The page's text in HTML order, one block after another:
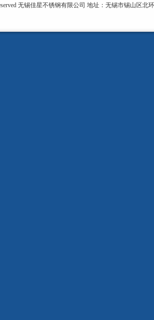
无锡佳星不锈钢有限公司 地址：无锡市锡山区北